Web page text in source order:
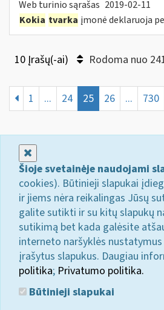
Web turinio sąrašas 2019-02-11
Kokia tvarka įmonė deklaruoja
10 Įrašų(-ai) Rodoma nuo
1 ... 24 25 26 ... 730
Šioje svetainėje naudojami
cookies). Būtinieji slapukai
ir jiems nėra reikalingas Jūsų
galite sutikti ir su kitų slapukų
sutikimą bet kada galėsite
interneto naršyklės
įrašytus slapukus. Daugiau
politika; Privatumo politika.
Būtinieji slapukai